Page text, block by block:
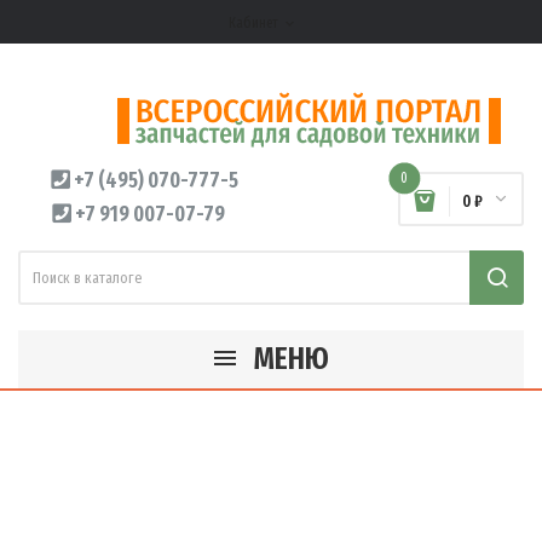
+7 (495) 070-777-5
+7 919 007-07-79
0
0 ₽
МЕНЮ